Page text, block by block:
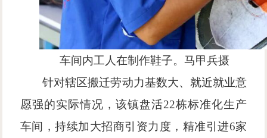
车间内工人在制作鞋子。马甲兵摄
针对辖区搬迁劳动力基数大、就近就业意
愿强的实际情况，该镇盘活22栋标准化生产
车间，持续加大招商引资力度，精准引进6家